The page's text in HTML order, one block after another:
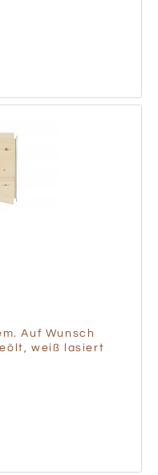
Auf Wunsch
weiß lasiert